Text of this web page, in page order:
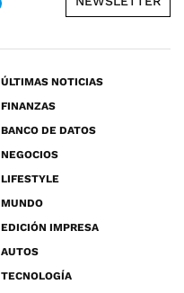
ÚLTIMAS NOTICIAS
FINANZAS
BANCO DE DATOS
NEGOCIOS
LIFESTYLE
MUNDO
EDICIÓN IMPRESA
AUTOS
TECNOLOGÍA